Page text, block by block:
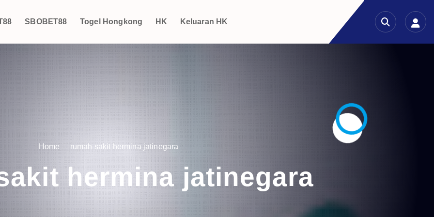
SBOBET88 Togel Hongkong HK Keluaran HK
Home rumah sakit hermina jatinegara
hermina jatinegara